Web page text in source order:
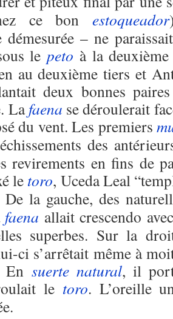
ce bon estoqueador
démesurée – ne
lepeto à la
au deuxième tiers et
deux bonnes
La faena se déroulerait
du vent. Les premiers
des
revirements en fins de
le toro, Uceda Leal
De la gauche, des
faena allait crescendo
superbes. Sur la
ci s’arrêtait même à
En suerte natural, il
le toro. L’oreille